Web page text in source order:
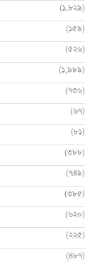
(1,829)
(159)
(526)
(1,989)
(736)
(67)
(81)
(388)
(749)
(385)
(620)
(225)
(487)